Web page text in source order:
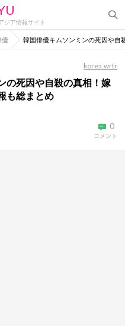
ジア情報サイト
優 韓国俳優キムソンミンの死因や自
korea.wrtr
の死因や自殺の真相！嫁
も総まとめ
0
コメント